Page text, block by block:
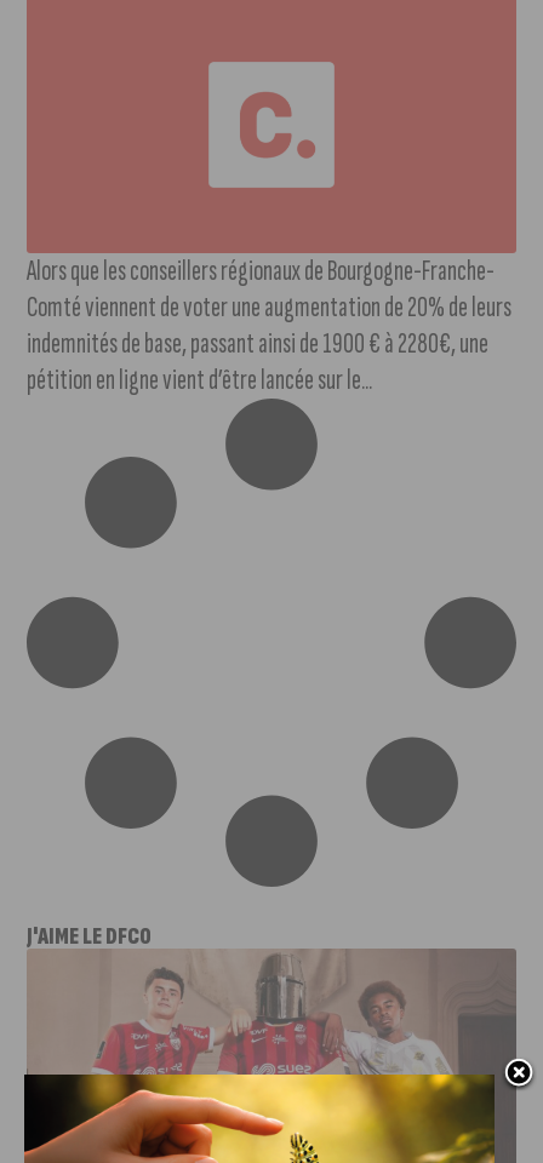
Alors que les conseillers régionaux de Bourgogne-Franche-
Comté viennent de voter une augmentation de 20% de leurs
indemnités de base, passant ainsi de 1900 € à 2280€, une
pétition en ligne vient d’être lancée sur le...
J'AIME LE DFCO
LE DFCO DÉVOILE SES NOUVEAUX MAILLOTS POUR LA